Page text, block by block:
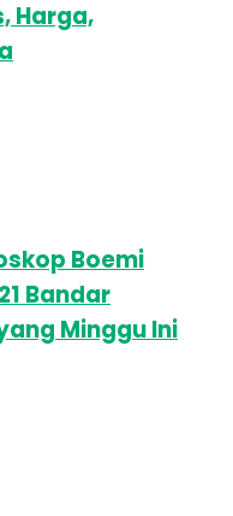
Harga,
Boemi
Bandar
Minggu Ini